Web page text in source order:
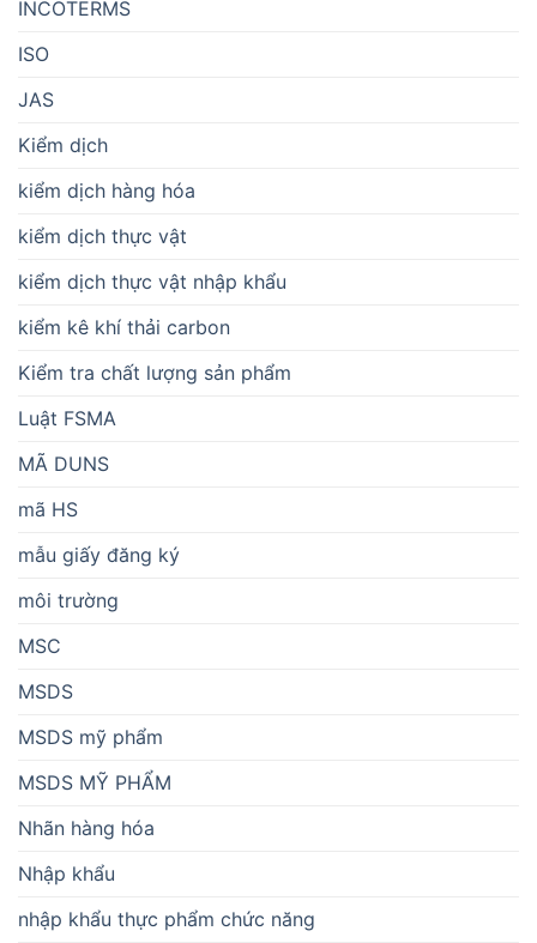
INCOTERMS
ISO
JAS
Kiểm dịch
kiểm dịch hàng hóa
kiểm dịch thực vật
kiểm dịch thực vật nhập khẩu
kiểm kê khí thải carbon
Kiểm tra chất lượng sản phẩm
Luật FSMA
MÃ DUNS
mã HS
mẫu giấy đăng ký
môi trường
MSC
MSDS
MSDS mỹ phẩm
MSDS MỸ PHẨM
Nhãn hàng hóa
Nhập khẩu
nhập khẩu thực phẩm chức năng